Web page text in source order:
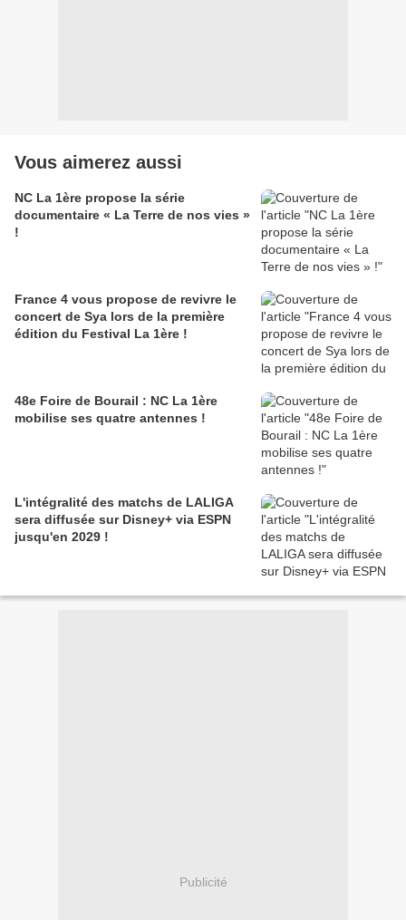
Vous aimerez aussi
NC La 1ère propose la série
documentaire « La Terre de nos vies »
!
France 4 vous propose de revivre le
concert de Sya lors de la première
édition du Festival La 1ère !
48e Foire de Bourail : NC La 1ère
mobilise ses quatre antennes !
L'intégralité des matchs de LALIGA
sera diffusée sur Disney+ via ESPN
jusqu'en 2029 !
Publicité